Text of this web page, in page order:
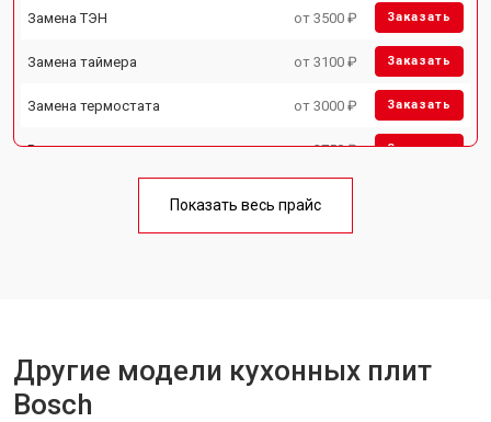
Замена ТЭН от 3500 ₽ Заказать
Замена таймера от 3100 ₽ Заказать
Замена термостата от 3000 ₽ Заказать
Ремонт электропроводки от 2750 ₽ Заказать
Ремонт чугунной конфорки от 2600 ₽
Показать весь прайс
Другие модели кухонных плит
Bosch